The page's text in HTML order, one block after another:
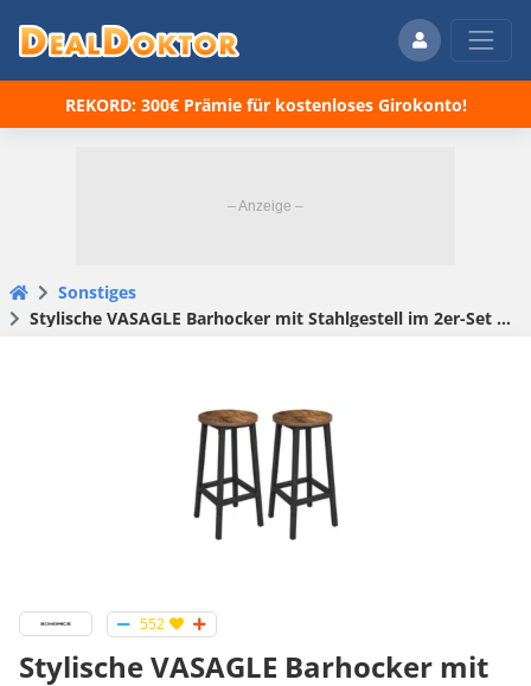
REKORD: 300€ Prämie für kostenloses Girokonto!
Sonstiges
Stylische VASAGLE Barhocker mit Stahlgestell im 2er-Set für 33,99€ (statt 50€)
552
Stylische VASAGLE Barhocker mit